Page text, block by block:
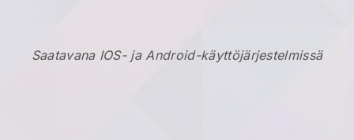
Saatavana IOS- ja Android-käyttöjärjestelmissä